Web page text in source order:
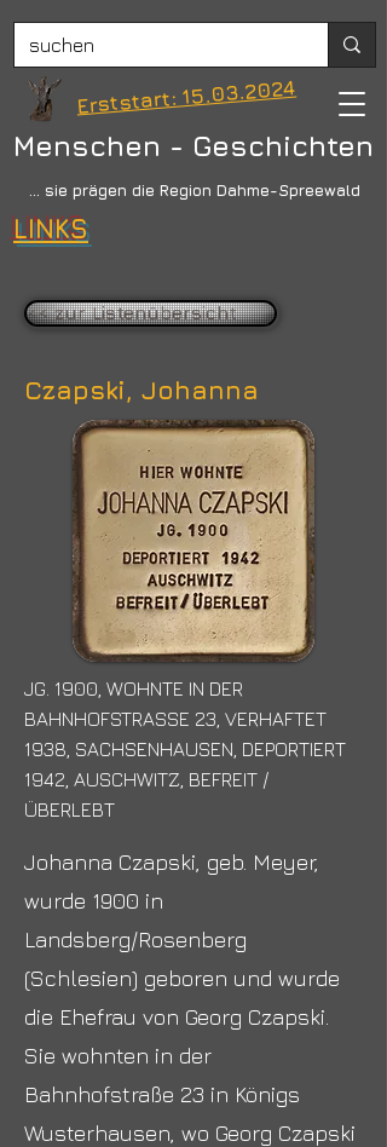
Erststart: 15.03.2024
Menschen - Geschichten
... sie prägen die Region Dahme-Spreewald
LINKS
<< zur Listenübersicht
Czapski, Johanna
JG. 1900, WOHNTE IN DER
BAHNHOFSTRASSE 23, VERHAFTET
1938, SACHSENHAUSEN, DEPORTIERT
1942, AUSCHWITZ, BEFREIT /
ÜBERLEBT
Johanna Czapski, geb. Meyer,
wurde 1900 in
Landsberg/Rosenberg
(Schlesien) geboren und wurde
die Ehefrau von Georg Czapski.
Sie wohnten in der
Bahnhofstraße 23 in Königs
Wusterhausen, wo Georg Czapski